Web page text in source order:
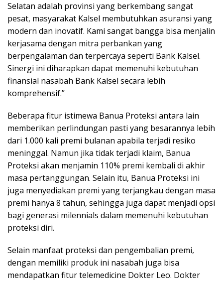
Selatan adalah provinsi yang berkembang sangat
pesat, masyarakat Kalsel membutuhkan asuransi yang
modern dan inovatif. Kami sangat bangga bisa menjalin
kerjasama dengan mitra perbankan yang
berpengalaman dan terpercaya seperti Bank Kalsel.
Sinergi ini diharapkan dapat memenuhi kebutuhan
finansial nasabah Bank Kalsel secara lebih
komprehensif.”
Beberapa fitur istimewa Banua Proteksi antara lain
memberikan perlindungan pasti yang besarannya lebih
dari 1.000 kali premi bulanan apabila terjadi resiko
meninggal. Namun jika tidak terjadi klaim, Banua
Proteksi akan menjamin 110% premi kembali di akhir
masa pertanggungan. Selain itu, Banua Proteksi ini
juga menyediakan premi yang terjangkau dengan masa
premi hanya 8 tahun, sehingga juga dapat menjadi opsi
bagi generasi milennials dalam memenuhi kebutuhan
proteksi diri.
Selain manfaat proteksi dan pengembalian premi,
dengan memiliki produk ini nasabah juga bisa
mendapatkan fitur telemedicine Dokter Leo. Dokter